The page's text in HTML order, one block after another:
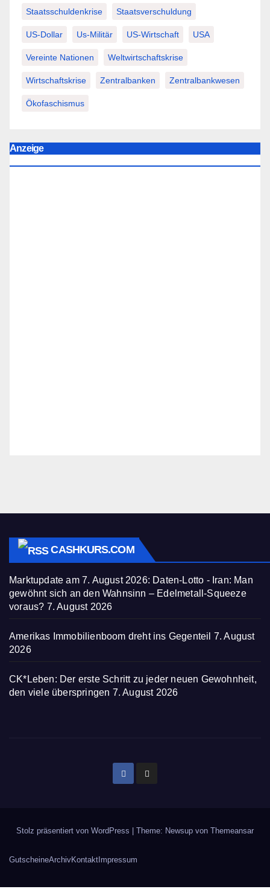
Staatsschuldenkrise Staatsverschuldung
US-Dollar Us-Militär US-Wirtschaft USA
Vereinte Nationen Weltwirtschaftskrise
Wirtschaftskrise Zentralbanken Zentralbankwesen
Ökofaschismus
Anzeige
CASHKURS.COM
Marktupdate am 7. August 2026: Daten-Lotto - Iran: Man
gewöhnt sich an den Wahnsinn – Edelmetall-Squeeze
voraus? 7. August 2026
Amerikas Immobilienboom dreht ins Gegenteil 7. August
2026
CK*Leben: Der erste Schritt zu jeder neuen Gewohnheit,
den viele überspringen 7. August 2026
Stolz präsentiert von WordPress Theme: Newsup von Themeansar
GutscheineArchivKontakt Impressum